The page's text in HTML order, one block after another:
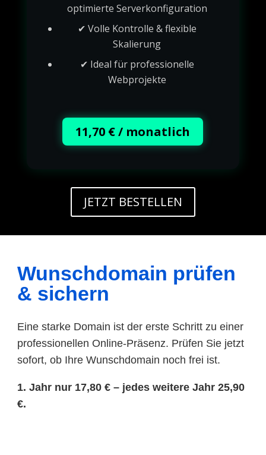
optimierte Serverkonfiguration
✔ Volle Kontrolle & flexible
Skalierung
✔ Ideal für professionelle
Webprojekte
11,70 € / monatlich
JETZT BESTELLEN
Wunschdomain prüfen
& sichern
Eine starke Domain ist der erste Schritt zu einer
professionellen Online-Präsenz. Prüfen Sie jetzt
sofort, ob Ihre Wunschdomain noch frei ist.
1. Jahr nur 17,80 € – jedes weitere Jahr 25,90
€.